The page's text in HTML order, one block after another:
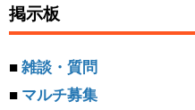
掲示板
■雑談・質問
■ マルチ募集